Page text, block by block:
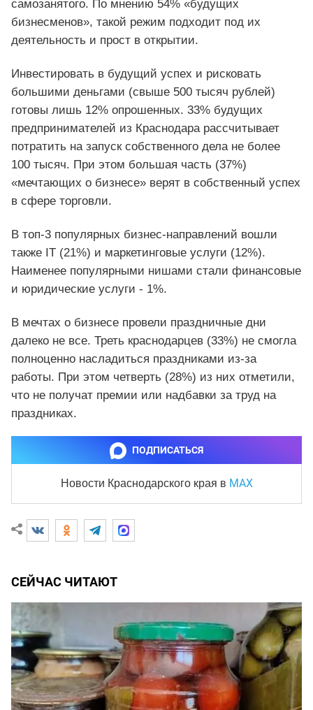
самозанятого. По мнению 54% «будущих
бизнесменов», такой режим подходит под их
деятельность и прост в открытии.
Инвестировать в будущий успех и рисковать
большими деньгами (свыше 500 тысяч рублей)
готовы лишь 12% опрошенных. 33% будущих
предпринимателей из Краснодара рассчитывает
потратить на запуск собственного дела не более
100 тысяч. При этом большая часть (37%)
«мечтающих о бизнесе» верят в собственный успех
в сфере торговли.
В топ-3 популярных бизнес-направлений вошли
также IT (21%) и маркетинговые услуги (12%).
Наименее популярными нишами стали финансовые
и юридические услуги - 1%.
В мечтах о бизнесе провели праздничные дни
далеко не все. Треть краснодарцев (33%) не смогла
полноценно насладиться праздниками из-за
работы. При этом четверть (28%) из них отметили,
что не получат премии или надбавки за труд на
праздниках.
ПОДПИСАТЬСЯ
Новости Краснодарского края в MAX
СЕЙЧАС ЧИТАЮТ